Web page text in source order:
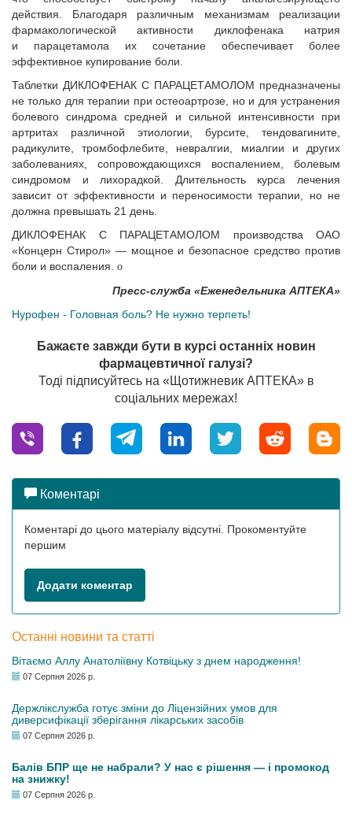
действия. Благодаря различным механизмам реализации
фармакологической активности диклофенака натрия
и парацетамола их сочетание обеспечивает более
эффективное купирование боли.
Таблетки ДИКЛОФЕНАК С ПАРАЦЕТАМОЛОМ предназначены
не только для терапии при остеоартрозе, но и для устранения
болевого синдрома средней и сильной интенсивности при
артритах различной этиологии, бурсите, тендовагините,
радикулите, тромбофлебите, невралгии, миалгии и других
заболеваниях, сопровождающихся воспалением, болевым
синдромом и лихорадкой. Длительность курса лечения
зависит от эффективности и переносимости терапии, но не
должна превышать 21 день.
ДИКЛОФЕНАК С ПАРАЦЕТАМОЛОМ производства ОАО
«Концерн Стирол» — мощное и безопасное средство против
боли и воспаления. o
Пресс-служба «Еженедельника АПТЕКА»
Нурофен - Головная боль? Не нужно терпеть!
Бажаєте завжди бути в курсі останніх новин
фармацевтичної галузі?
Тоді підписуйтесь на «Щотижневик АПТЕКА» в
соціальних мережах!
Коментарі
Коментарі до цього матеріалу відсутні. Прокоментуйте
першим
Додати коментар
Останні новини та статті
Вітаємо Аллу Анатоліївну Котвіцьку з днем народження!
07 Серпня 2026 р.
Держлікслужба готує зміни до Ліцензійних умов для
диверсифікації зберігання лікарських засобів
07 Серпня 2026 р.
Балів БПР ще не набрали? У нас є рішення — і промокод
на знижку!
07 Серпня 2026 р.